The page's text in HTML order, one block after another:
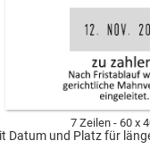
7 Zeilen 60 x
Datum und Platz für